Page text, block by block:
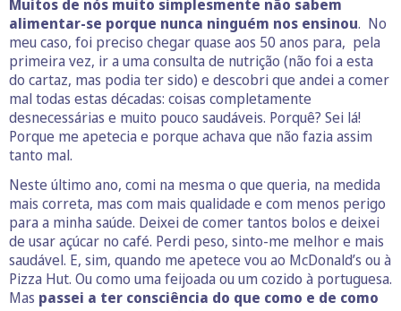
Muitos de nós muito simplesmente não sabem
alimentar-se porque nunca ninguém nos ensinou. No
meu caso, foi preciso chegar quase aos 50 anos para, pela
primeira vez, ir a uma consulta de nutrição (não foi a esta
do cartaz, mas podia ter sido) e descobri que andei a comer
mal todas estas décadas: coisas completamente
desnecessárias e muito pouco saudáveis. Porquê? Sei lá!
Porque me apetecia e porque achava que não fazia assim
tanto mal.
Neste último ano, comi na mesma o que queria, na medida
mais correta, mas com mais qualidade e com menos perigo
para a minha saúde. Deixei de comer tantos bolos e deixei
de usar açúcar no café. Perdi peso, sinto-me melhor e mais
saudável. E, sim, quando me apetece vou ao McDonald’s ou à
Pizza Hut. Ou como uma feijoada ou um cozido à portuguesa.
Mas passei a ter consciência do que como e de como